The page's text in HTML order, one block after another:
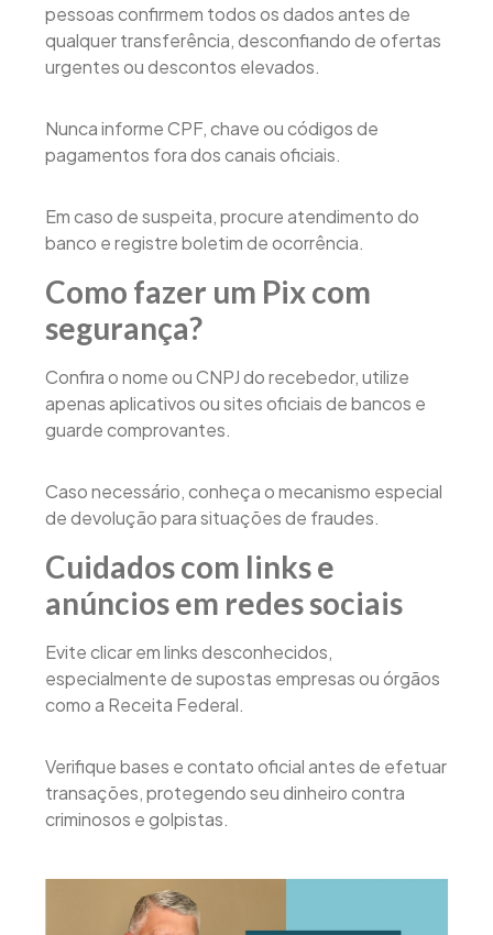
pessoas confirmem todos os dados antes de
qualquer transferência, desconfiando de ofertas
urgentes ou descontos elevados.
Nunca informe CPF, chave ou códigos de
pagamentos fora dos canais oficiais.
Em caso de suspeita, procure atendimento do
banco e registre boletim de ocorrência.
Como fazer um Pix com
segurança?
Confira o nome ou CNPJ do recebedor, utilize
apenas aplicativos ou sites oficiais de bancos e
guarde comprovantes.
Caso necessário, conheça o mecanismo especial
de devolução para situações de fraudes.
Cuidados com links e
anúncios em redes sociais
Evite clicar em links desconhecidos,
especialmente de supostas empresas ou órgãos
como a Receita Federal.
Verifique bases e contato oficial antes de efetuar
transações, protegendo seu dinheiro contra
criminosos e golpistas.